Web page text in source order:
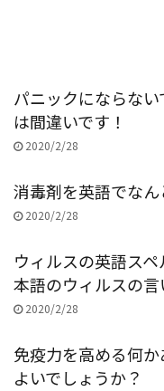
パニックにならな
は間違いです！
2020/2/28
消毒剤を英語でな
2020/2/28
ウィルスの英語ス
本語のウィルスの言
2020/2/28
免疫力を高める何
よいでしょうか？